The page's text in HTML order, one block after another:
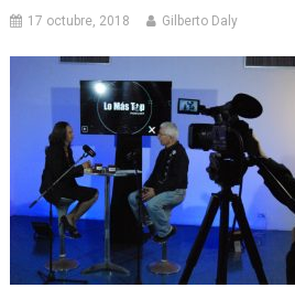
17 octubre, 2018 Gilberto Daly